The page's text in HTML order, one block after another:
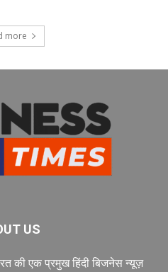
more
US
की एक प्रमुख हिंदी बिजनेस न्यूज़